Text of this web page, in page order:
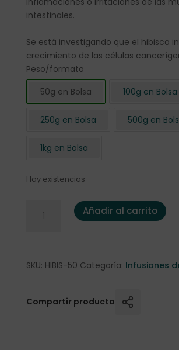
intestinales.
Se está investigando que el hibisco
crecimiento de las células
Peso/formato
50g en Bolsa
100g en Bolsa
250g en Bolsa 500g en
1kg en Bolsa
Hay existencias
Flor de Hibisco cortada 50 gr. cantidad
Añadir al carrito
SKU: HIBIS-50 Categoría: Infusiones
Compartir producto